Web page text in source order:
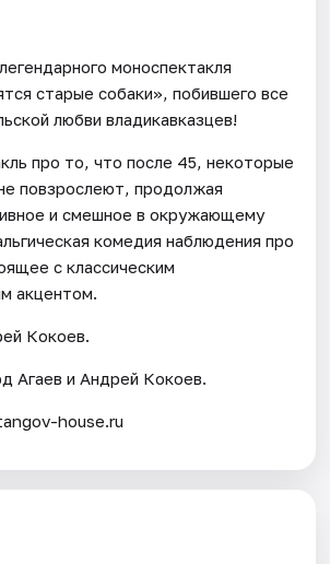
моноспектакля
старые собаки», побившего все
любви владикавказцев!
про то, что после 45, некоторые
повзрослеют, продолжая
и смешное в окружающему
комедия наблюдения про
с классическим
акцентом.
Кокоев.
Агаев и Андрей Кокоев.
house.ru